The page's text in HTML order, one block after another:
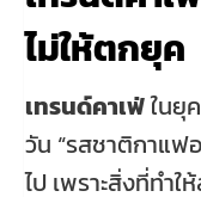
ไม่ให้ตกยุค
เทรนด์คาเฟ่ในยุ
วัน “รสชาติกาแฟ
ไป เพราะสิ่งที่ทำ